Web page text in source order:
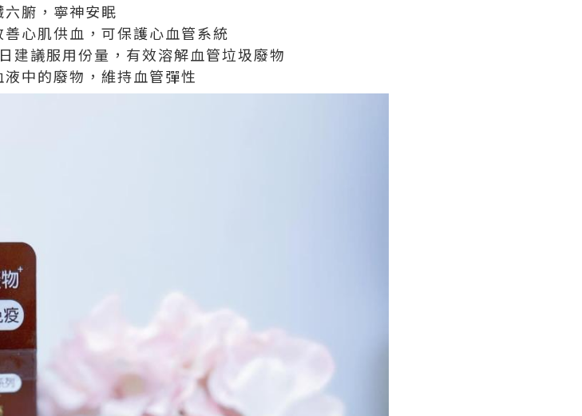
腑，寧神安眠
心肌供血，可保護心血管系統
建議服用份量，有效溶解血管垃圾廢物
中的廢物，維持血管彈性